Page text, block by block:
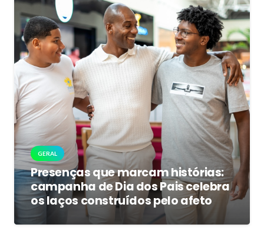
GERAL
Presenças que marcam histórias:
campanha de Dia dos Pais celebra
os laços construídos pelo afeto